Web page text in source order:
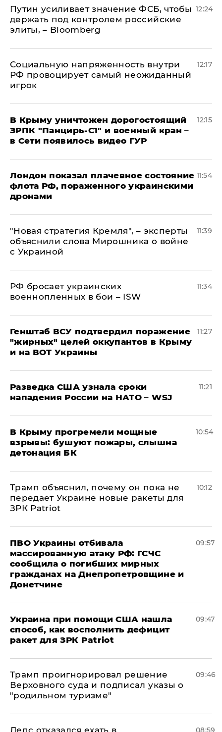
Путин усиливает значение ФСБ, чтобы
держать под контролем российские
элиты, – Bloomberg
12:24
Социальную напряженность внутри
РФ провоцирует самый неожиданный
игрок
12:17
В Крыму уничтожен дорогостоящий
ЗРПК "Панцирь-С1" и военный кран –
в Сети появилось видео ГУР
12:15
Лондон показал плачевное состояние
флота РФ, пораженного украинскими
дронами
11:54
"Новая стратегия Кремля", – эксперты
объяснили слова Мирошника о войне
с Украиной
11:39
РФ бросает украинских
военнопленных в бои – ISW
11:34
Генштаб ВСУ подтвердил поражение
"жирных" целей оккупантов в Крыму
и на ВОТ Украины
11:27
Разведка США узнала сроки
нападения России на НАТО – WSJ
11:21
В Крыму прогремели мощные
взрывы: бушуют пожары, слышна
детонация БК
10:54
Трамп объяснил, почему он пока не
передает Украине новые ракеты для
ЗРК Patriot
10:12
ПВО Украины отбивала
массированную атаку РФ: ГСЧС
сообщила о погибших мирных
гражданах на Днепропетровщине и
Донетчине
09:57
Украина при помощи США нашла
способ, как восполнить дефицит
ракет для ЗРК Patriot
09:47
Трамп проигнорировал решение
Верховного суда и подписал указы о
"родильном туризме"
09:46
08:59